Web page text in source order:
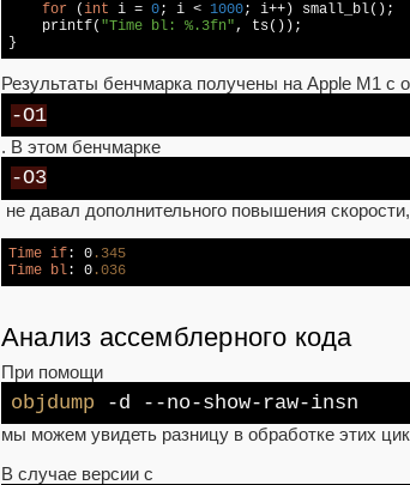
for (int i = 0; i < 1000; i++) small_bl();
printf( "Time bl: %.3fn", ts());
}
Результаты бенчмарка получены на Apple M1 с
-O1
. В этом бенчмарке
-O3
не давал дополнительного повышения
Time if: 0 .345
Time bl: 0 .036
Анализ ассемблерного кода
При помощи
objdump -d --no-show-raw-insn
мы можем увидеть разницу в обработке этих
В случае версии с